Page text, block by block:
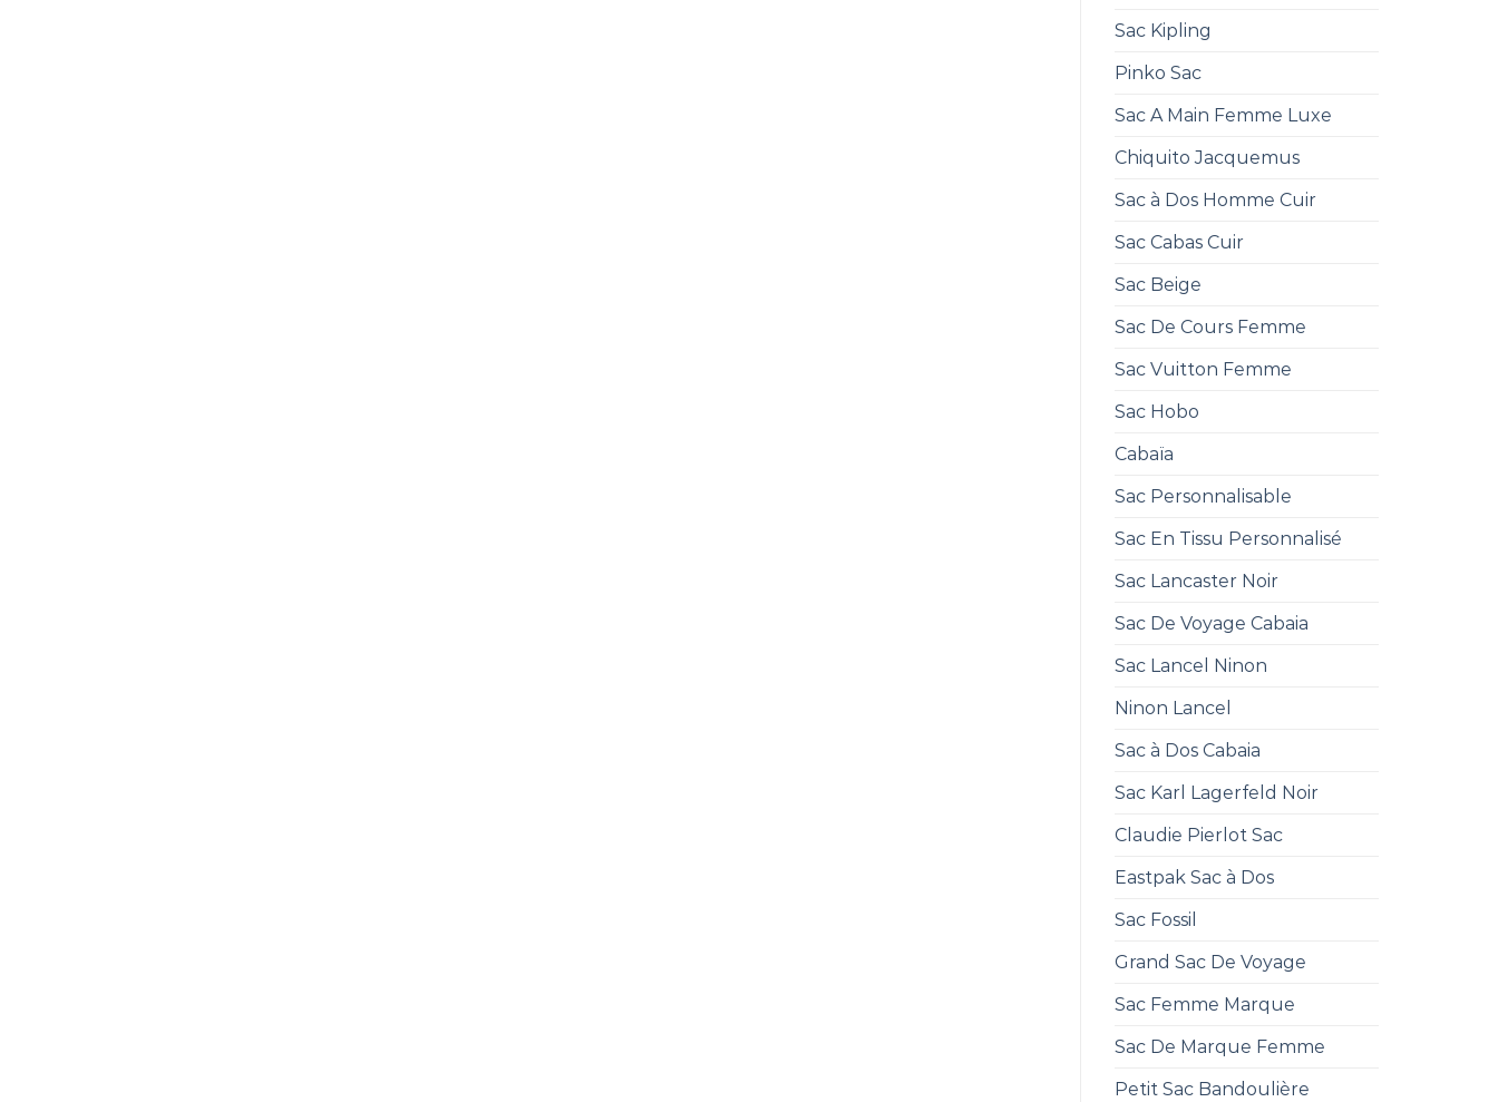
Sac Kipling
Pinko Sac
Sac A Main Femme Luxe
Chiquito Jacquemus
Sac à Dos Homme Cuir
Sac Cabas Cuir
Sac Beige
Sac De Cours Femme
Sac Vuitton Femme
Sac Hobo
Cabaïa
Sac Personnalisable
Sac En Tissu Personnalisé
Sac Lancaster Noir
Sac De Voyage Cabaia
Sac Lancel Ninon
Ninon Lancel
Sac à Dos Cabaia
Sac Karl Lagerfeld Noir
Claudie Pierlot Sac
Eastpak Sac à Dos
Sac Fossil
Grand Sac De Voyage
Sac Femme Marque
Sac De Marque Femme
Petit Sac Bandoulière